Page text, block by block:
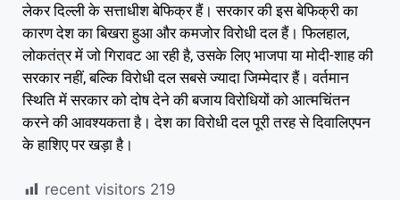
लेकर दिल्ली के सत्ताधीश बेफिक्र हैं। सरकार की इस बेफिक्री का
कारण देश का बिखरा हुआ और कमजोर विरोधी दल हैं। फिलहाल,
लोकतंत्र में जो गिरावट आ रही है, उसके लिए भाजपा या मोदी-शाह की
सरकार नहीं, बल्कि विरोधी दल सबसे ज्यादा जिम्मेदार हैं। वर्तमान
स्थिति में सरकार को दोष देने की बजाय विरोधियों को आत्मचिंतन
करने की आवश्यकता है। देश का विरोधी दल पूरी तरह से दिवालिएपन
के हाशिए पर खड़ा है।
recent visitors 219